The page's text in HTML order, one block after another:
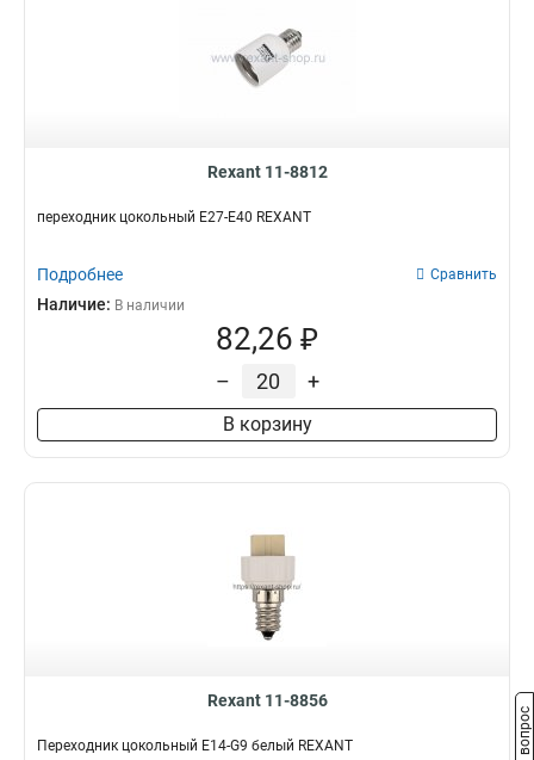
Rexant 11-8812
переходник цокольный Е27-Е40 REXANT
Подробнее Сравнить
Наличие: В наличии
82,26 ₽
– +
В корзину
Rexant 11-8856
Переходник цокольный E14-G9 белый REXANT